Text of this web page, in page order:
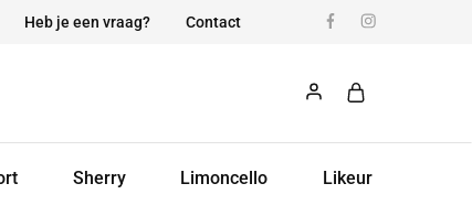
Heb je een vraag? Contact
Sherry Limoncello Likeur